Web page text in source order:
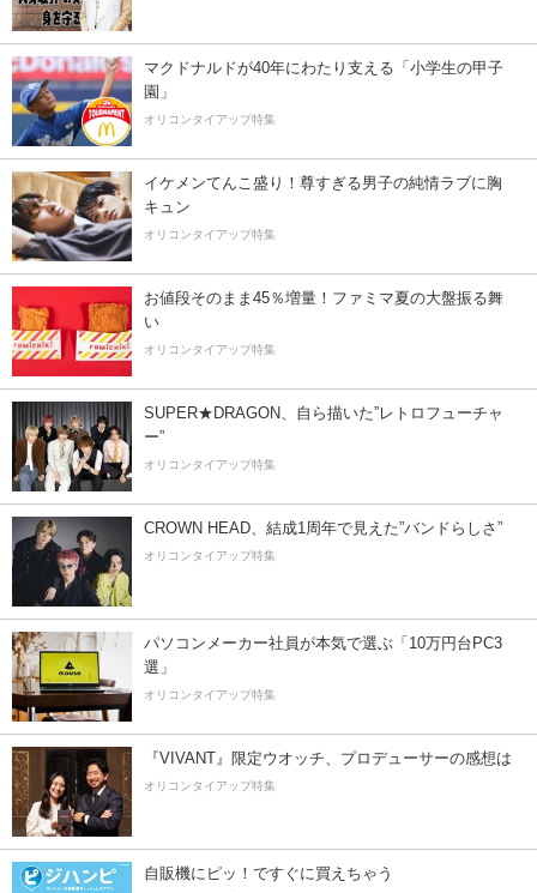
マクドナルドが40年にわたり支える「小学生の甲子
園」
オリコンタイアップ特集
イケメンてんこ盛り！尊すぎる男子の純情ラブに胸
キュン
オリコンタイアップ特集
お値段そのまま45％増量！ファミマ夏の大盤振る舞
い
オリコンタイアップ特集
SUPER★DRAGON、自ら描いた”レトロフューチャ
ー”
オリコンタイアップ特集
CROWN HEAD、結成1周年で見えた”バンドらしさ”
オリコンタイアップ特集
パソコンメーカー社員が本気で選ぶ「10万円台PC3
選」
オリコンタイアップ特集
『VIVANT』限定ウオッチ、プロデューサーの感想は
オリコンタイアップ特集
自販機にピッ！ですぐに買えちゃう